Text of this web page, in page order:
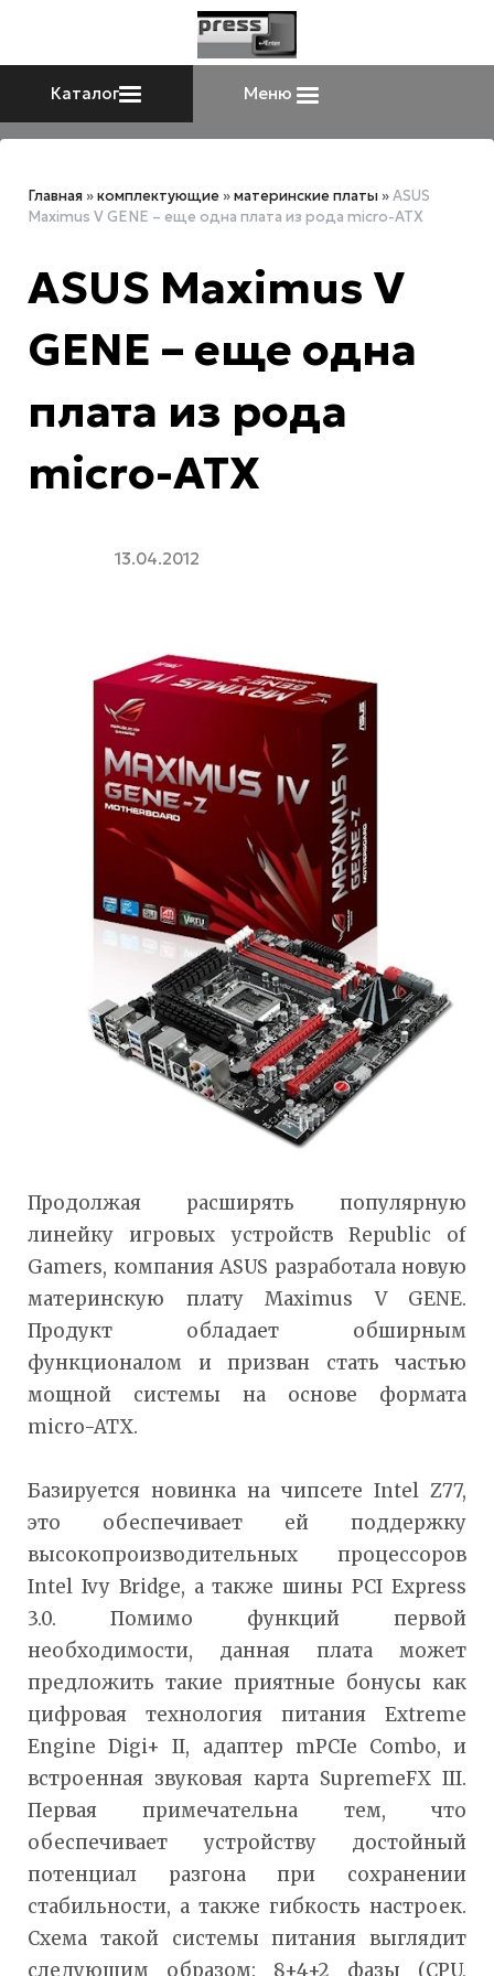
Каталог Меню
Главная »комплектующие »материнские платы »ASUS
Maximus V GENE – еще одна плата из рода micro-ATX
ASUS Maximus V
GENE – еще одна
плата из рода
micro-ATX
13.04.2012
Продолжая расширять популярную
линейку игровых устройств Republic of
Gamers, компания ASUS разработала новую
материнскую плату Maximus V GENE.
Продукт обладает обширным
функционалом и призван стать частью
мощной системы на основе формата
micro-ATX.
Базируется новинка на чипсете Intel Z77,
это обеспечивает ей поддержку
высокопроизводительных процессоров
Intel Ivy Bridge, а также шины PCI Express
3.0. Помимо функций первой
необходимости, данная плата может
предложить такие приятные бонусы как
цифровая технология питания Extreme
Engine Digi+ II, адаптер mPCIe Combo, и
встроенная звуковая карта SupremeFX III.
Первая примечательна тем, что
обеспечивает устройству достойный
потенциал разгона при сохранении
стабильности, а также гибкость настроек.
Схема такой системы питания выглядит
следующим образом: 8+4+2 фазы (CPU,